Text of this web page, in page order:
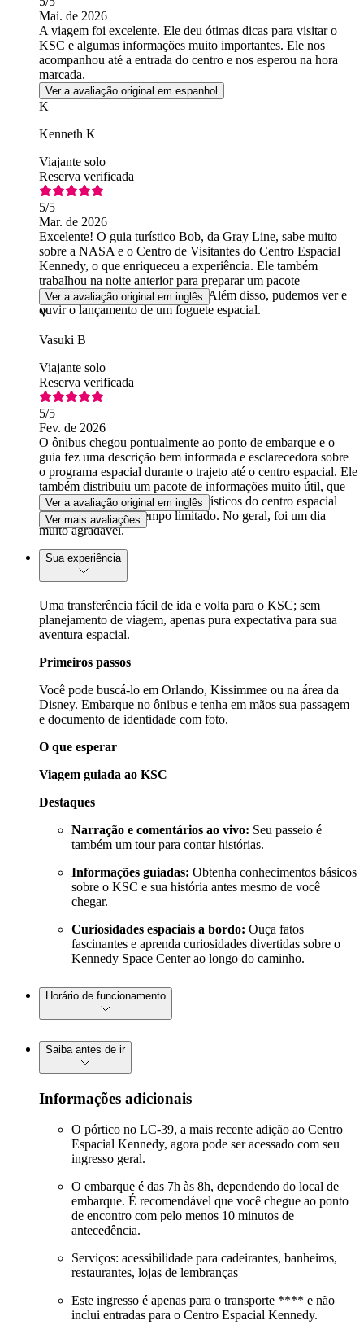
Mai. de 2026
A viagem foi excelente. Ele deu ótimas dicas para visitar o
KSC e algumas informações muito importantes. Ele nos
acompanhou até a entrada do centro e nos esperou na hora
marcada.
Ver a avaliação original em espanhol
K
Kenneth K
Viajante solo
Reserva verificada
5/5
Mar. de 2026
Excelente! O guia turístico Bob, da Gray Line, sabe muito
sobre a NASA e o Centro de Visitantes do Centro Espacial
Kennedy, o que enriqueceu a experiência. Ele também
trabalhou na noite anterior para preparar um pacote
informativo, o que foi muito útil. Além disso, pudemos ver e
ouvir o lançamento de um foguete espacial.
Ver a avaliação original em inglês
V
Vasuki B
Viajante solo
Reserva verificada
5/5
Fev. de 2026
O ônibus chegou pontualmente ao ponto de embarque e o
guia fez uma descrição bem informada e esclarecedora sobre
o programa espacial durante o trajeto até o centro espacial. Ele
também distribuiu um pacote de informações muito útil, que
destacava os principais pontos turísticos do centro espacial
para visitantes com tempo limitado. No geral, foi um dia
muito agradável.
Ver a avaliação original em inglês
Ver mais avaliações
Sua experiência
Uma transferência fácil de ida e volta para o KSC; sem
planejamento de viagem, apenas pura expectativa para sua
aventura espacial.
Primeiros passos
Você pode buscá-lo em Orlando, Kissimmee ou na área da
Disney. Embarque no ônibus e tenha em mãos sua passagem
e documento de identidade com foto.
O que esperar
Viagem guiada ao KSC
Destaques
Narração e comentários ao vivo: Seu passeio é
também um tour para contar histórias.
Informações guiadas: Obtenha conhecimentos básicos
sobre o KSC e sua história antes mesmo de você
chegar.
Curiosidades espaciais a bordo: Ouça fatos
fascinantes e aprenda curiosidades divertidas sobre o
Kennedy Space Center ao longo do caminho.
Horário de funcionamento
Saiba antes de ir
Informações adicionais
O pórtico no LC-39, a mais recente adição ao Centro
Espacial Kennedy, agora pode ser acessado com seu
ingresso geral.
O embarque é das 7h às 8h, dependendo do local de
embarque. É recomendável que você chegue ao ponto
de encontro com pelo menos 10 minutos de
antecedência.
Serviços: acessibilidade para cadeirantes, banheiros,
restaurantes, lojas de lembranças
Este ingresso é apenas para o transporte **** e não
inclui entradas para o Centro Espacial Kennedy.